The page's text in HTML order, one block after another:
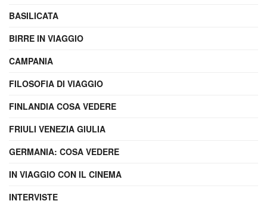
BASILICATA
BIRRE IN VIAGGIO
CAMPANIA
FILOSOFIA DI VIAGGIO
FINLANDIA COSA VEDERE
FRIULI VENEZIA GIULIA
GERMANIA: COSA VEDERE
IN VIAGGIO CON IL CINEMA
INTERVISTE